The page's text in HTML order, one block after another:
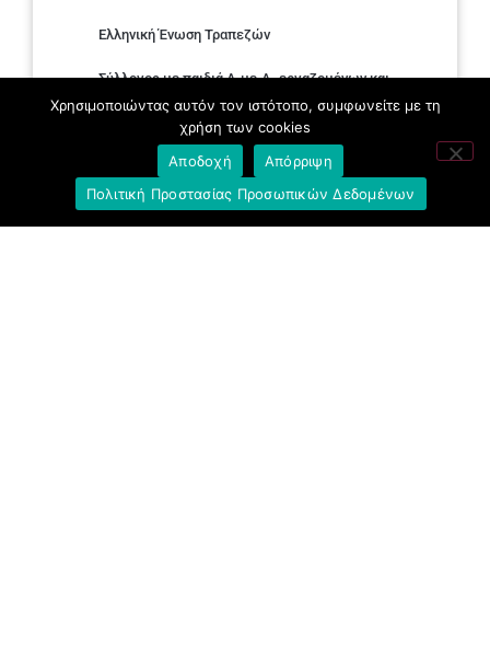
Ελληνική Ένωση Τραπεζών
Σύλλογος με παιδιά Α.με.Α. εργαζομένων και
συνταξιούχων Ε.Τ.Ε.
Υπουργείο Εργασίας και Κοινωνικών
Υποθέσεων
Χρησιμοποιώντας αυτόν τον ιστότοπο, συμφωνείτε με τη
χρήση των cookies
Αποδοχή
Απόρριψη
Πολιτική Προστασίας Προσωπικών Δεδομένων